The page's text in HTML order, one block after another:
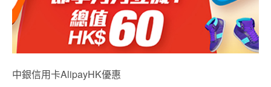
中銀信用卡AlipayHK優惠